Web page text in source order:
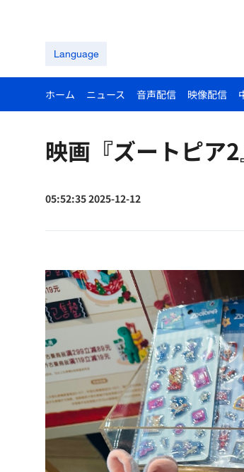
Language
ホーム ニュース 音声配信 映像配信
映画『ズートピア
05:52:35 2025-12-12